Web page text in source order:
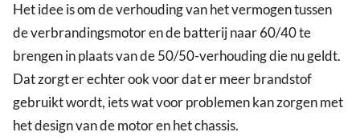
Het idee is om de verhouding van het vermogen tussen
de verbrandingsmotor en de batterij naar 60/40 te
brengen in plaats van de 50/50-verhouding die nu geldt.
Dat zorgt er echter ook voor dat er meer brandstof
gebruikt wordt, iets wat voor problemen kan zorgen met
het design van de motor en het chassis.